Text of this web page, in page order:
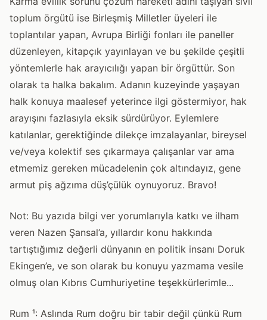
toplum örgütü ise Birleşmiş Milletler üyeleri ile
toplantılar yapan, Avrupa Birliği fonları ile paneller
düzenleyen, kitapçık yayınlayan ve bu şekilde çeşitli
yöntemlerle hak arayıcılığı yapan bir örgüttür. Son
olarak ta halka bakalım. Adanın kuzeyinde yaşayan
halk konuya maalesef yeterince ilgi göstermiyor, hak
arayışını fazlasıyla eksik sürdürüyor. Eylemlere
katılanlar, gerektiğinde dilekçe imzalayanlar, bireysel
ve/veya kolektif ses çıkarmaya çalışanlar var ama
etmemiz gereken mücadelenin çok altındayız, gene
armut piş ağzıma düş’çülük oynuyoruz. Bravo!
Not: Bu yazıda bilgi ver yorumlarıyla katkı ve ilham
veren Nazen Şansal’a, yıllardır konu hakkında
tartıştığımız değerli dünyanın en politik insanı Doruk
Ekingen’e, ve son olarak bu konuyu yazmama vesile
olmuş olan Kıbrıs Cumhuriyetine teşekkürlerimle...
Rum ¹: Aslında Rum doğru bir tabir değil çünkü Rum